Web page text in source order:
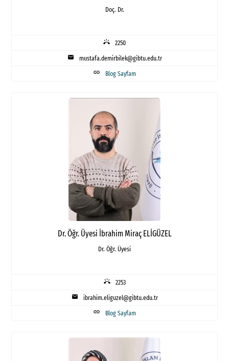
Doç. Dr.
ring_volume 2250
mail mustafa.demirbilek@gibtu.edu.tr
link Blog Sayfam
Dr. Öğr. Üyesi İbrahim Miraç ELİGÜZEL
Dr. Öğr. Üyesi
ring_volume 2253
mail ibrahim.eliguzel@gibtu.edu.tr
link Blog Sayfam